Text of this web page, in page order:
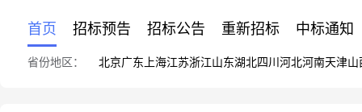
首页 招标预告 招标公告 重新招标 中标通知
省份地区： 北京广东 上海江苏浙江山东湖北四川 河北河南天津山